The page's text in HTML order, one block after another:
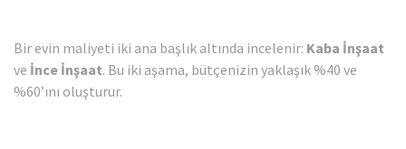
Bir evin maliyeti iki ana başlık altında incelenir: Kaba İnşaat
ve İnce İnşaat. Bu iki aşama, bütçenizin yaklaşık %40 ve
%60’ını oluşturur.